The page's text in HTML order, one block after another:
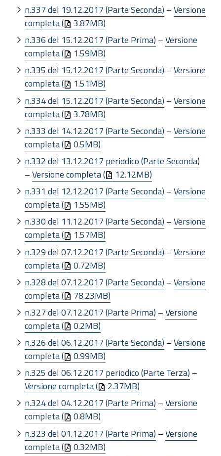
n.337 del 19.12.2017 (Parte Seconda) –Versione
completa (
3.87MB)
n.336 del 15.12.2017 (Parte Prima) –Versione
completa (
1.59MB)
n.335 del 15.12.2017 (Parte Seconda) –Versione
completa (
1.51MB)
n.334 del 15.12.2017 (Parte Seconda) –Versione
completa (
3.78MB)
n.333 del 14.12.2017 (Parte Seconda) –Versione
completa (
0.5MB)
n.332 del 13.12.2017 periodico (Parte Seconda)
–Versione completa (
12.12MB)
n.331 del 12.12.2017 (Parte Seconda) –Versione
completa (
1.55MB)
n.330 del 11.12.2017 (Parte Seconda) –Versione
completa (
1.57MB)
n.329 del 07.12.2017 (Parte Seconda) –Versione
completa (
0.72MB)
n.328 del 07.12.2017 (Parte Seconda) –Versione
completa (
78.23MB)
n.327 del 07.12.2017 (Parte Prima) –Versione
completa (
0.2MB)
n.326 del 06.12.2017 (Parte Seconda) –Versione
completa (
0.99MB)
n.325 del 06.12.2017 periodico (Parte Terza) –
Versione completa (
2.37MB)
n.324 del 04.12.2017 (Parte Prima) –Versione
completa (
0.8MB)
n.323 del 01.12.2017 (Parte Prima) –Versione
completa (
0.32MB)